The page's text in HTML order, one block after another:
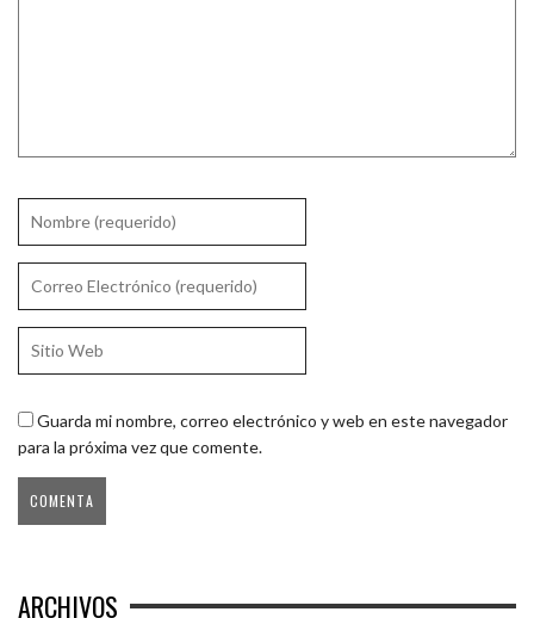
Guarda mi nombre, correo electrónico y web en este navegador
para la próxima vez que comente.
ARCHIVOS